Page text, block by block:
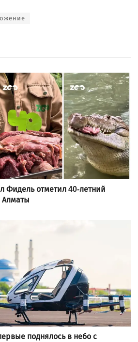
Фидель отметил 40-летний
Алматы
поднялось в небо с